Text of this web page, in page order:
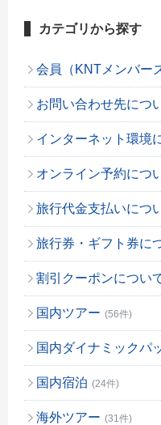
カテゴリから探す
会員（KNTメンバー
お問い合わせ先につ
インターネット環境
オンライン予約につ
旅行代金支払いにつ
旅行券・ギフト券に
割引クーポンについ
国内ツアー (56件)
国内ダイナミックパ
国内宿泊 (24件)
海外ツアー (31件)